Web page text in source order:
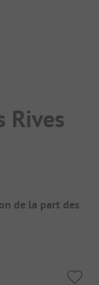
Rives
de la part des